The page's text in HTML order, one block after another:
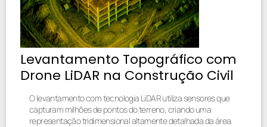
Levantamento Topográfico com
Drone LiDAR na Construção Civil
O levantamento com tecnologia LiDAR utiliza sensores que
capturam milhões de pontos do terreno, criando uma
representação tridimensional altamente detalhada da área.